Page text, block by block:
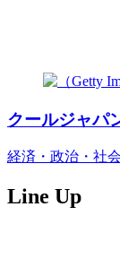
クールジャパ
経済・政治・社会
Line Up